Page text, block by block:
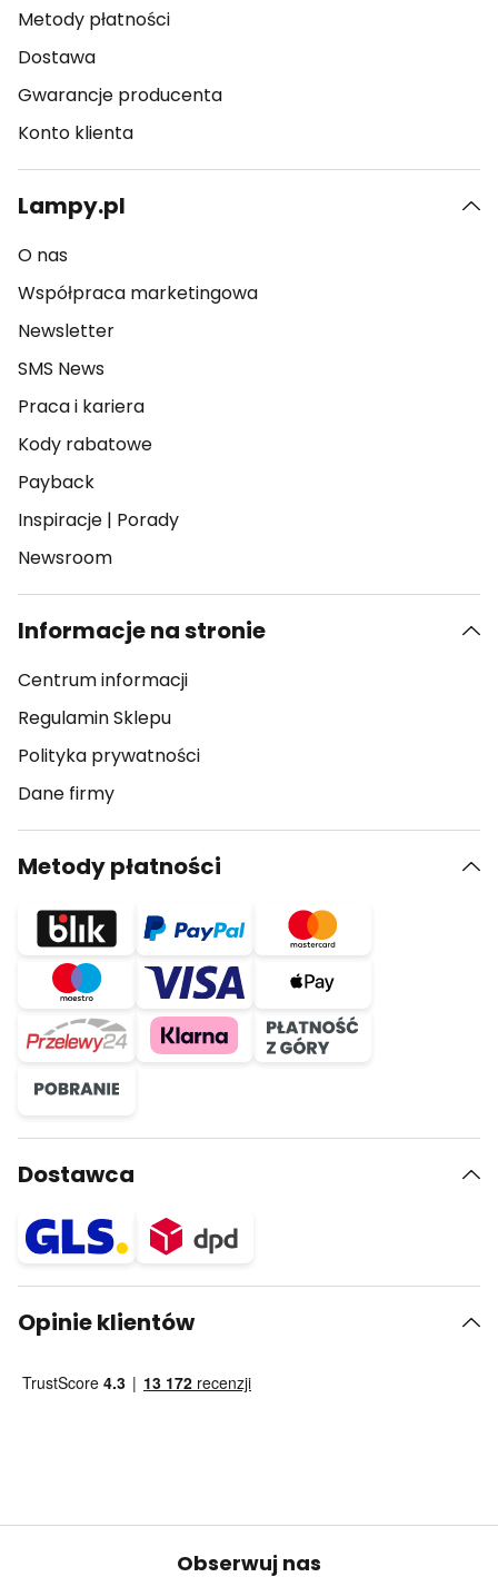
Metody płatności
Dostawa
Gwarancje producenta
Konto klienta
Lampy.pl
O nas
Współpraca marketingowa
Newsletter
SMS News
Praca i kariera
Kody rabatowe
Payback
Inspiracje | Porady
Newsroom
Informacje na stronie
Centrum informacji
Regulamin Sklepu
Polityka prywatności
Dane firmy
Metody płatności
Dostawca
Opinie klientów
Obserwuj nas